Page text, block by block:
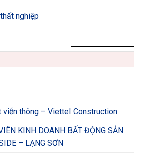
nghiệp
viễn thông – Viettel Construction
KINH DOANH BẤT ĐỘNG SẢN
– LẠNG SƠN